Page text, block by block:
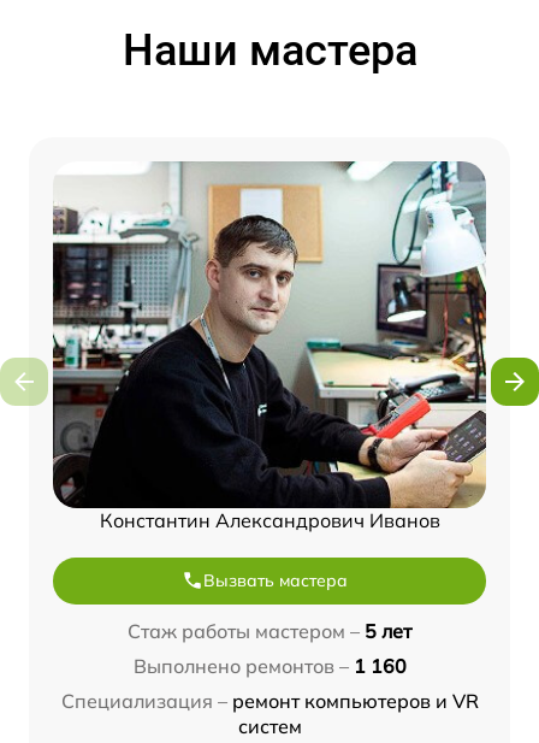
Наши мастера
Константин Александрович Иванов
Вызвать мастера
Стаж работы мастером – 5 лет
Выполнено ремонтов – 1 160
Специализация – ремонт компьютеров и VR
систем